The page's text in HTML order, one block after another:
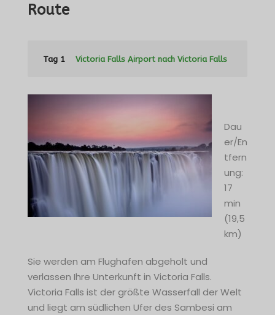
Route
Tag 1 Victoria Falls Airport nach Victoria Falls
Dau
er/En
tfern
ung:
17
min
(19,5
km)
Sie werden am Flughafen abgeholt und
verlassen Ihre Unterkunft in Victoria Falls.
Victoria Falls ist der größte Wasserfall der Welt
und liegt am südlichen Ufer des Sambesi am